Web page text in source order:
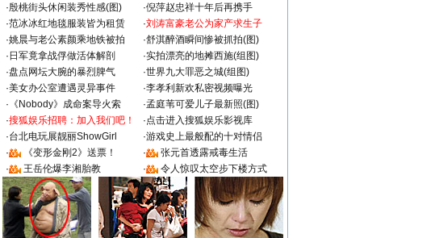
·殷桃街头休闲装秀性感(图) ·倪萍赵忠祥十年后再携手
·范冰冰红地毯服装皆为租赁 ·刘涛富豪老公为家产求生子
·姚晨与老公素颜乘地铁被拍 ·舒淇醉酒瞬间惨被抓拍(图)
· 日军竟拿战俘做活体解剖 ·实拍漂亮的地摊西施(组图)
·盘点网坛大腕的暴烈脾气 ·世界九大罪恶之城(组图)
·美女办公室遭遇灵异事件 ·李孝利新欢私密视频曝光
· 《Nobody》成命案导火索 ·孟庭苇可爱儿子最新照(图)
·搜狐娱乐招聘：加入我们吧！ ·点击进入搜狐娱乐影视库
·台北电玩展靓丽ShowGirl ·游戏史上最般配的十对情侣
·
《变形金刚2》送票！ ·
张元首透露戒毒生活
·
王岳伦爆李湘胎教 · 令人惊叹太空步下楼方式